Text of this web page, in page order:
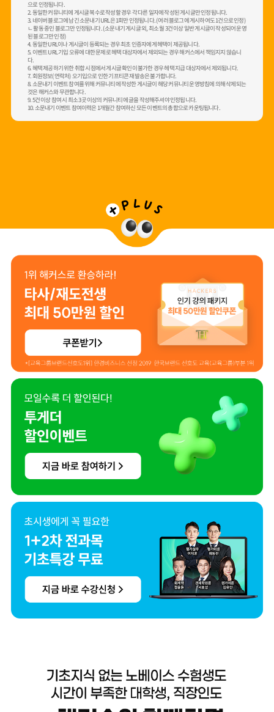
으로 인정됩니다.
2. 동일한 커뮤니티에 게시글 복수로 작성할 경우 각 다른 일자에 작성된 게시글만 인정됩니다.
3. 네이버 블로그에 남긴 소문내기 URL은 1회만 인정됩니다. (여러 블로그에 게시하여도 1건으로 인정)
ㄴ 활동 중인 블로그만 인정됩니다. (소문내기 게시글 외, 최소 월 3건 이상 일반 게시글이 작성되어 운영
된 블로그만 인정)
4. 동일한 URL이나 게시글이 등록되는 경우 최초 인증자에게 헤택이 제공됩니다.
5. 이벤트 URL 기입 오류에 대한 문제로 헤택 대상자에서 제외되는 경우 해커스에서 책임지지 않습니
다.
6. 혜택 제공하기 위한 취합 시점에서 게시글 확인이 불가한 경우 헤택 지급 대상자에서 제외됩니다.
7. 회원정보(연락처) 오기입으로 인한 기프티콘 재발송은 불가합니다.
8. 소문내기 이벤트 참여를 위해 커뮤니티에 작성한 게시글이 해당 커뮤니티 운영방침에 의해 삭제되는
것은 해커스와 무관합니다.
9. 5건 이상 참여 시 최소 3곳 이상의 커뮤니티에 글을 작성해주셔야 인정됩니다.
10. 소문내기 이벤트 참여이력은 1개월간 참여하신 모든 이벤트의 총합으로 카운팅됩니다.